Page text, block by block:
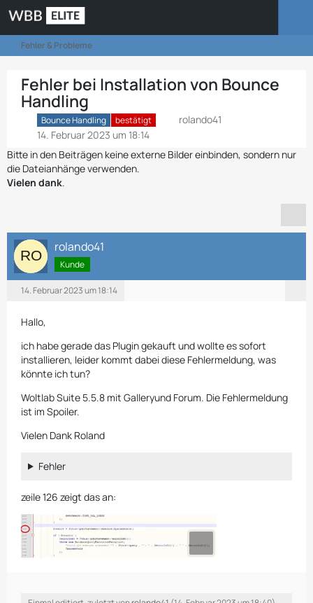
Fehler & Probleme
Fehler bei Installation von Bounce
Handling
Bounce Handling bestätigt
rolando41
14. Februar 2023 um 18:14
Bitte in den Beiträgen keine externe Bilder einbinden, sondern nur
die Dateianhänge verwenden.
Vielen dank.
rolando41
Kunde
14. Februar 2023 um 18:14
Hallo,
ich habe gerade das Plugin gekauft und wollte es sofort
installieren, leider kommt dabei diese Fehlermeldung, was
könnte ich tun?
Woltlab Suite 5.5.8 mit Galleryund Forum. Die Fehlermeldung
ist im Spoiler.
Vielen Dank Roland
Fehler
zeile 126 zeigt das an: